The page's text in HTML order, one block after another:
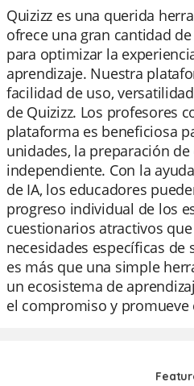
Quizizz es una querida
ofrece una gran cantidad
para optimizar la
aprendizaje. Nuestra
facilidad de uso,
de Quizizz. Los profesores
plataforma es beneficiosa
unidades, la preparación
independiente. Con la
de IA, los educadores
progreso individual de los
cuestionarios atractivos
necesidades específicas de
es más que una simple
un ecosistema de
el compromiso y promueve